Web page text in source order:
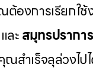
องการเรียกใช้
ละสมุทรปราการ
ณสำเร็จลุล่วงไ